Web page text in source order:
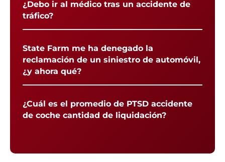
¿Debo ir al médico tras un accidente de
tráfico?
State Farm me ha denegado la
reclamación de un siniestro de automóvil,
¿y ahora qué?
¿Cuál es el promedio de PTSD accidente
de coche cantidad de liquidación?